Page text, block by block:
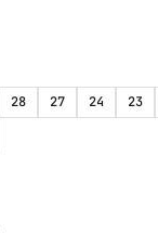
28 27 24 23